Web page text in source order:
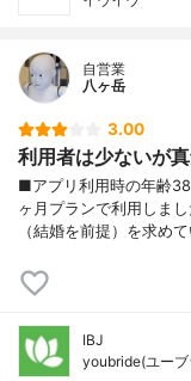
自営業
八ヶ岳
3.00
利用者は少ないが
■アプリ利用時の年齢
ヶ月プランで利用しま
（結婚を前提）を求め
IBJ
youbride(ユーブ